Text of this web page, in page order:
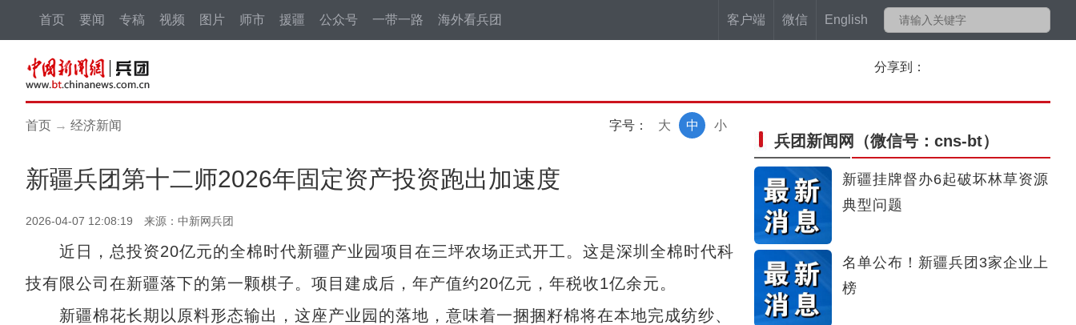
客户端 微信 English
首页 要闻 专稿 视频 图片 师市 援疆 公众号 一带一路 海外看兵团
分享到：
首页 → 经济新闻 字号： 小
中
大
新疆兵团第十二师2026年固定资产投资跑出加速度
2026-04-07 12:08:19 来源：中新网兵团
近日，总投资20亿元的全棉时代新疆产业园项目在三坪农场正式开工。这是深圳全棉时代科
技有限公司在新疆落下的第一颗棋子。项目建成后，年产值约20亿元，年税收1亿余元。
新疆棉花长期以原料形态输出，这座产业园的落地，意味着一捆捆籽棉将在本地完成纺纱、
兵团新闻网 （微信号：cns-bt）
新疆挂牌督办6起破坏林草资源
典型问题
名单公布！新疆兵团3家企业上
榜